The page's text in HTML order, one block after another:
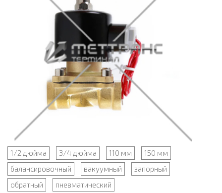
1/2 дюйма 3/4 дюйма 110 мм
150 мм
балансировочный
вакуумный
запорный
обратный
пневматический